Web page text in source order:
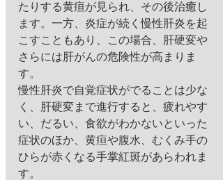
たりする黄疸が見られ、その後治癒し
ます。一方、炎症が続く慢性肝炎を起
こすこともあり、この場合、肝硬変や
さらには肝がんの危険性が高まりま
す。
慢性肝炎で自覚症状がでることは少な
く、肝硬変まで進行すると、疲れやす
い、だるい、食欲がわかないといった
症状のほか、黄疸や腹水、むくみ手の
ひらが赤くなる手掌紅斑があらわれま
す。